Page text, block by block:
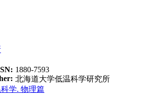
1880-7593
北海道大学低温科学研究所
学. 物理篇